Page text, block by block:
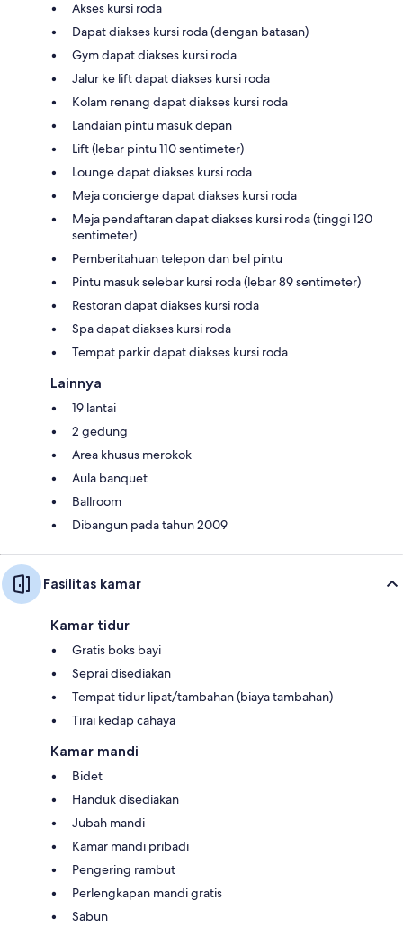
Akses kursi roda
Dapat diakses kursi roda (dengan batasan)
Gym dapat diakses kursi roda
Jalur ke lift dapat diakses kursi roda
Kolam renang dapat diakses kursi roda
Landaian pintu masuk depan
Lift (lebar pintu 110 sentimeter)
Lounge dapat diakses kursi roda
Meja concierge dapat diakses kursi roda
Meja pendaftaran dapat diakses kursi roda (tinggi 120
sentimeter)
Pemberitahuan telepon dan bel pintu
Pintu masuk selebar kursi roda (lebar 89 sentimeter)
Restoran dapat diakses kursi roda
Spa dapat diakses kursi roda
Tempat parkir dapat diakses kursi roda
Lainnya
19 lantai
2 gedung
Area khusus merokok
Aula banquet
Ballroom
Dibangun pada tahun 2009
Fasilitas kamar
Kamar tidur
Gratis boks bayi
Seprai disediakan
Tempat tidur lipat/tambahan (biaya tambahan)
Tirai kedap cahaya
Kamar mandi
Bidet
Handuk disediakan
Jubah mandi
Kamar mandi pribadi
Pengering rambut
Perlengkapan mandi gratis
Sabun